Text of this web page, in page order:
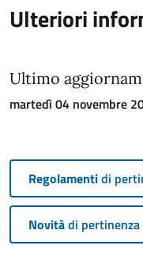
Ulteriori
Ultimo
martedì 04 novembre
Regolamentidi
Novitàdi pertinenza